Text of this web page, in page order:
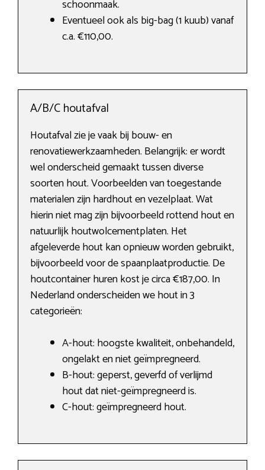
schoonmaak.
Eventueel ook als big-bag (1 kuub) vanaf
c.a. €110,00.
A/B/C houtafval
Houtafval zie je vaak bij bouw- en
renovatiewerkzaamheden. Belangrijk: er wordt
wel onderscheid gemaakt tussen diverse
soorten hout. Voorbeelden van toegestande
materialen zijn hardhout en vezelplaat. Wat
hierin niet mag zijn bijvoorbeeld rottend hout en
natuurlijk houtwolcementplaten. Het
afgeleverde hout kan opnieuw worden gebruikt,
bijvoorbeeld voor de spaanplaatproductie. De
houtcontainer huren kost je circa €187,00. In
Nederland onderscheiden we hout in 3
categorieën:
A-hout: hoogste kwaliteit, onbehandeld,
ongelakt en niet geïmpregneerd.
B-hout: geperst, geverfd of verlijmd
hout dat niet-geïmpregneerd is.
C-hout: geïmpregneerd hout.